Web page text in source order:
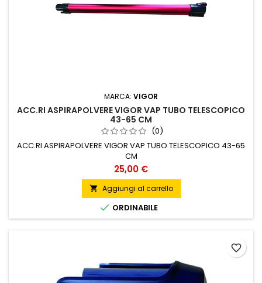
MARCA: VIGOR
ACC.RI ASPIRAPOLVERE VIGOR VAP TUBO TELESCOPICO
43-65 CM
(0)
ACC.RI ASPIRAPOLVERE VIGOR VAP TUBO TELESCOPICO 43-65
CM
Prezzo
25,00 €
 Aggiungi al carrello
 ORDINABILE
favorite_border